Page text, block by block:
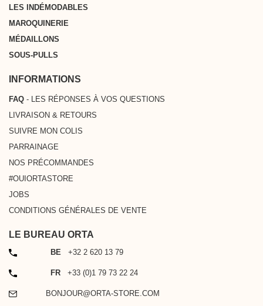
LES INDÉMODABLES
MAROQUINERIE
MÉDAILLONS
SOUS-PULLS
INFORMATIONS
CONDITIONS GÉNÉRALES DE VENTE
LIVRAISON & RETOURS
NOS PRÉCOMMANDES
#OUIORTASTORE
PARRAINAGE
FAQ - LES RÉPONSES À VOS QUESTIONS
SUIVRE MON COLIS
JOBS
LE BUREAU ORTA
TÉLÉPHONE
BE +32 2 620 13 79
TÉLÉPHONE
FR +33 (0)1 79 73 22 24
BONJOUR@ORTA-STORE.COM